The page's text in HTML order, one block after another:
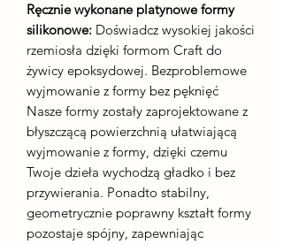
Ręcznie wykonane platynowe formy
silikonowe: Doświadcz wysokiej jakości
rzemiosła dzięki formom Craft do
żywicy epoksydowej. Bezproblemowe
wyjmowanie z formy bez pęknięć
Nasze formy zostały zaprojektowane z
błyszczącą powierzchnią ułatwiającą
wyjmowanie z formy, dzięki czemu
Twoje dzieła wychodzą gładko i bez
przywierania. Ponadto stabilny,
geometrycznie poprawny kształt formy
pozostaje spójny, zapewniając